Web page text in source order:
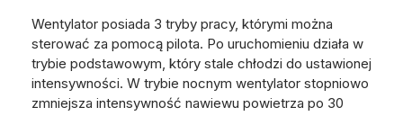
Wentylator posiada 3 tryby pracy, którymi można
sterować za pomocą pilota. Po uruchomieniu działa w
trybie podstawowym, który stale chłodzi do ustawionej
intensywności. W trybie nocnym wentylator stopniowo
zmniejsza intensywność nawiewu powietrza po 30